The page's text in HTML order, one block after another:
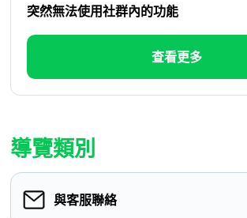
突然無法使用社群內的功能
查看更多
導覽類別
與客服聯絡